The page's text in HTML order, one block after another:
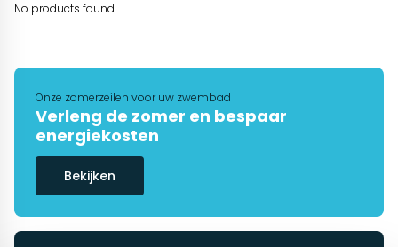
No products found...
Onze zomerzeilen voor uw zwembad
Verleng de zomer en bespaar
energiekosten
Bekijken